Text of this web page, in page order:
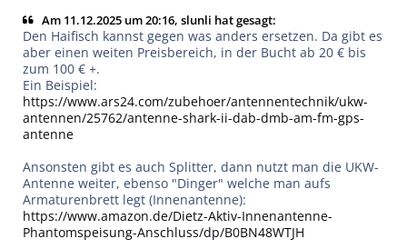
Am 11.12.2025 um 20:16, slunli hat gesagt:
Den Haifisch kannst gegen was anders ersetzen. Da gibt es
aber einen weiten Preisbereich, in der Bucht ab 20 € bis
zum 100 € +.
Ein Beispiel:
https://www.ars24.com/zubehoer/antennentechnik/ukw-
antennen/25762/antenne-shark-ii-dab-dmb-am-fm-gps-
antenne
Ansonsten gibt es auch Splitter, dann nutzt man die UKW-
Antenne weiter, ebenso "Dinger" welche man aufs
Armaturenbrett legt (Innenantenne):
https://www.amazon.de/Dietz-Aktiv-Innenantenne-
Phantomspeisung-Anschluss/dp/B0BN48WTJH